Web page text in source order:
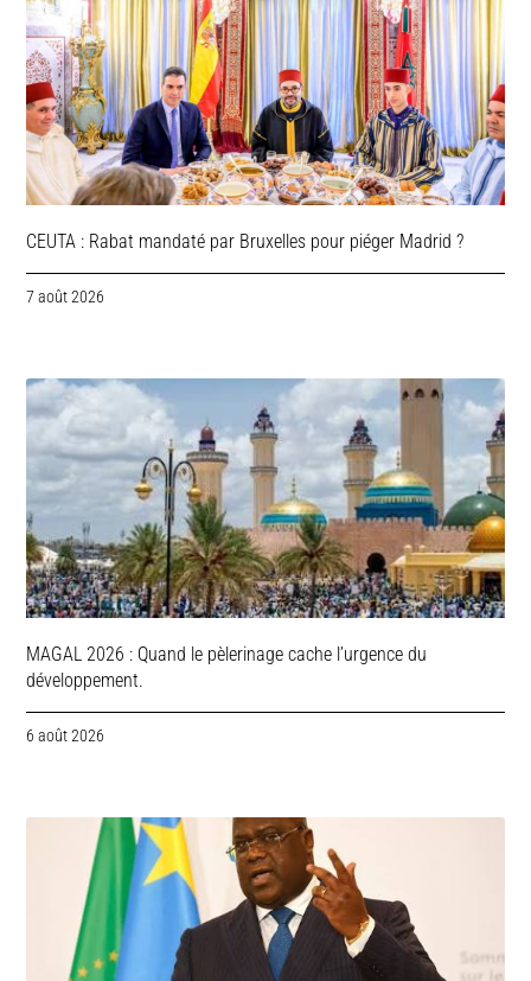
CEUTA : Rabat mandaté par Bruxelles pour piéger Madrid ?
7 août 2026
MAGAL 2026 : Quand le pèlerinage cache l’urgence du
développement.
6 août 2026